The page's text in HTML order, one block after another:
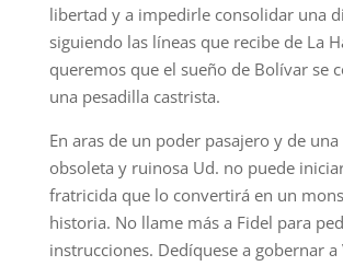
libertad y a impedirle consolidar una
siguiendo las líneas que recibe de La
queremos que el sueño de Bolívar se
una pesadilla castrista.
En aras de un poder pasajero y de
obsoleta y ruinosa Ud. no puede
fratricida que lo convertirá en un
historia. No llame más a Fidel para
instrucciones. Dedíquese a gobernar a